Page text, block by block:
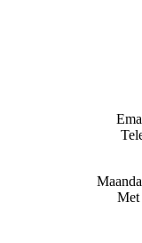
Met